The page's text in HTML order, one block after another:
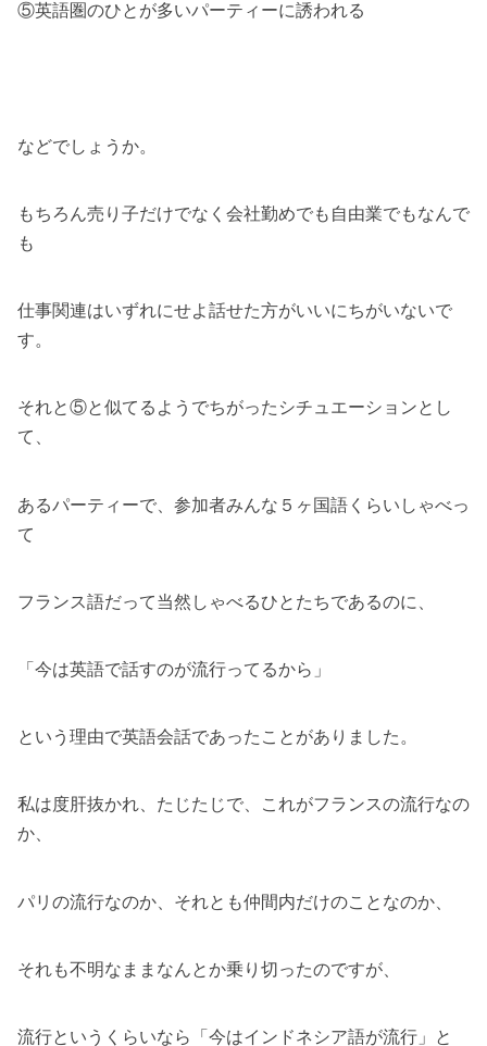
⑤英語圏のひとが多いパーティーに誘われる
などでしょうか。
もちろん売り子だけでなく会社勤めでも自由業でもなんで
も
仕事関連はいずれにせよ話せた方がいいにちがいないで
す。
それと⑤と似てるようでちがったシチュエーションとし
て、
あるパーティーで、参加者みんな５ヶ国語くらいしゃべっ
て
フランス語だって当然しゃべるひとたちであるのに、
「今は英語で話すのが流行ってるから」
という理由で英語会話であったことがありました。
私は度肝抜かれ、たじたじで、これがフランスの流行なの
か、
パリの流行なのか、それとも仲間内だけのことなのか、
それも不明なままなんとか乗り切ったのですが、
流行というくらいなら「今はインドネシア語が流行」と